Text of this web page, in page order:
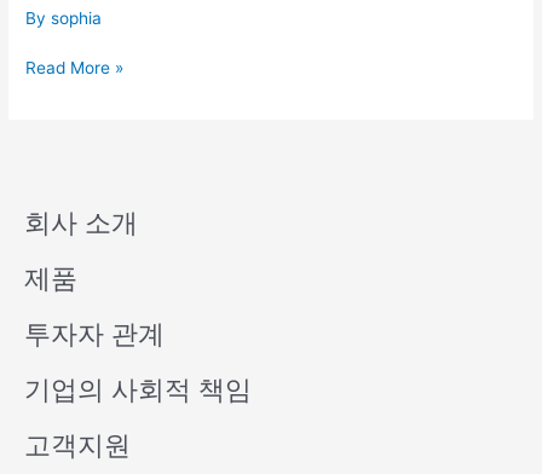
Bysophia
Financial
Read More »
회사 소개
제품
투자자 관계
기업의 사회적 책임
고객지원